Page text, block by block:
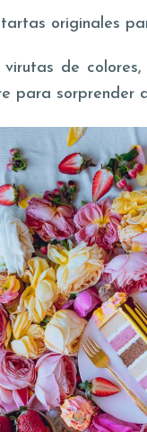
originales
de
para sorprender